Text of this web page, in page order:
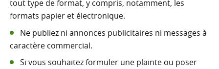
tout type de format, y compris, notamment, les
formats papier et électronique.
Ne publiez ni annonces publicitaires ni messages à
caractère commercial.
Si vous souhaitez formuler une plainte ou poser